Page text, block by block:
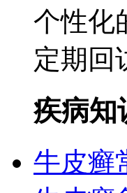
个性化
定期回
疾病知
牛皮癣